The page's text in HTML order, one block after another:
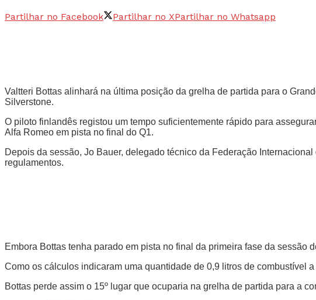
Partilhar no Facebook Partilhar no XPartilhar no Whatsapp
Valtteri Bottas alinhará na última posição da grelha de partida para o
Silverstone.
O piloto finlandês registou um tempo suficientemente rápido para
Alfa Romeo em pista no final do Q1.
Depois da sessão, Jo Bauer, delegado técnico da Federação
regulamentos.
Embora Bottas tenha parado em pista no final da primeira fase da
Como os cálculos indicaram uma quantidade de 0,9 litros de combustível
Bottas perde assim o 15º lugar que ocuparia na grelha de partida para a